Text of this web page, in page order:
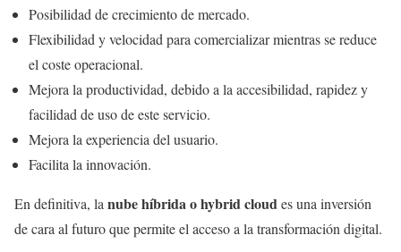
Posibilidad de crecimiento de mercado.
Flexibilidad y velocidad para comercializar mientras se reduce
el coste operacional.
Mejora la productividad, debido a la accesibilidad, rapidez y
facilidad de uso de este servicio.
Mejora la experiencia del usuario.
Facilita la innovación.
En definitiva, lanube híbrida o hybrid cloudes una inversión
de cara al futuro que permite el acceso a la transformación digital.